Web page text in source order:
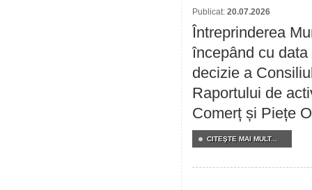
Publicat: 20.07.2026
Întreprinderea
începând cu
decizie a
Raportului de
Comerț și Piețe
CITEŞTE MAI MULT...